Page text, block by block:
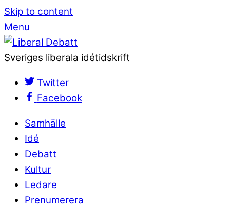
Skip to content
Menu
Sveriges liberala idétidskrift
Twitter
Facebook
Samhälle
Idé
Debatt
Kultur
Ledare
Prenumerera